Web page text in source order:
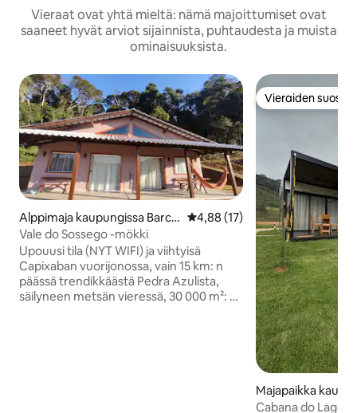
Vieraat ovat yhtä mieltä: nämä majoittumiset ovat
saaneet hyvät arviot sijainnista, puhtaudesta ja muista
ominaisuuksista.
Alppimaja kaupungissa Barcel
os - Pedra Azul
Keskimääräinen arvio 4,88/5,
4,88 (17)
Vale do Sossego -mökki
Upouusi tila (NYT WIFI) ja viihtyisä
Capixaban vuorijonossa, vain 15 km: n
päässä trendikkäästä Pedra Azulista,
säilyneen metsän vieressä, 30 000 m²: n
Vieraiden
Vieraiden
Majapaikka
mingos Martins
Cabana do Lago 1